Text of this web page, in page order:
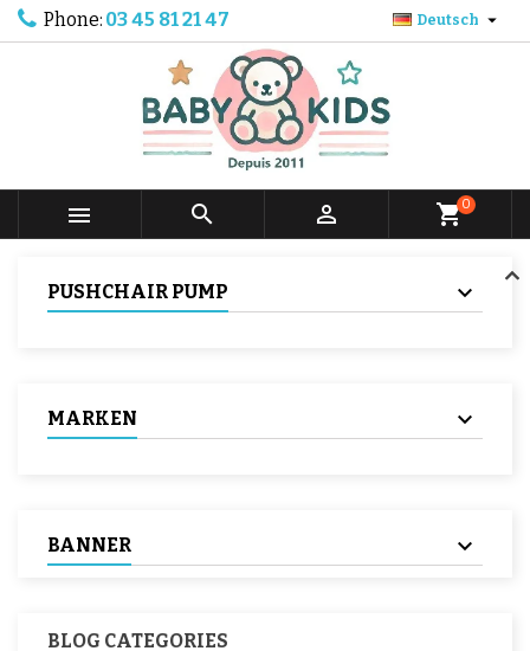
Phone: 03 45 81 21 47 Deutsch 
   shopping_cart0
PUSHCHAIR PUMP
MARKEN
BANNER
BLOG CATEGORIES